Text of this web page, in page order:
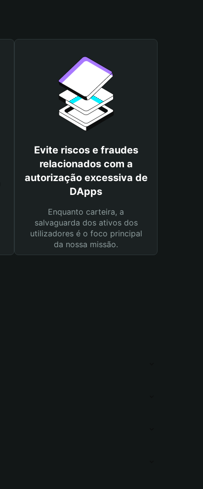
Evite riscos e fraudes
relacionados com a
autorização excessiva de
DApps
Enquanto carteira, a
salvaguarda dos ativos dos
utilizadores é o foco principal
da nossa missão.